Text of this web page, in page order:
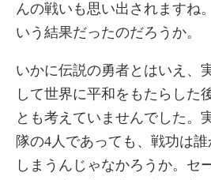
んの戦いも思い出されますね
いう結果だったのだろうか。
いかに伝説の勇者とはいえ、
して世界に平和をもたらした
とも考えていませんでした。
隊の4人であっても、戦功は
しまうんじゃなかろうか。セ